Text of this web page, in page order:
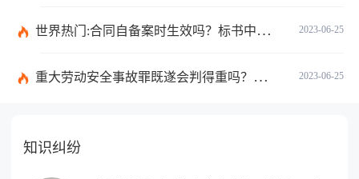
2023-06-25
世界热门:合同自备案时生效吗？标书中的合同需要全部放上去吗？
2023-06-25
重大劳动安全事故罪既遂会判得重吗？重大劳动安全事故罪与玩忽职守罪的界限是什么？_世界速看
知识纠纷